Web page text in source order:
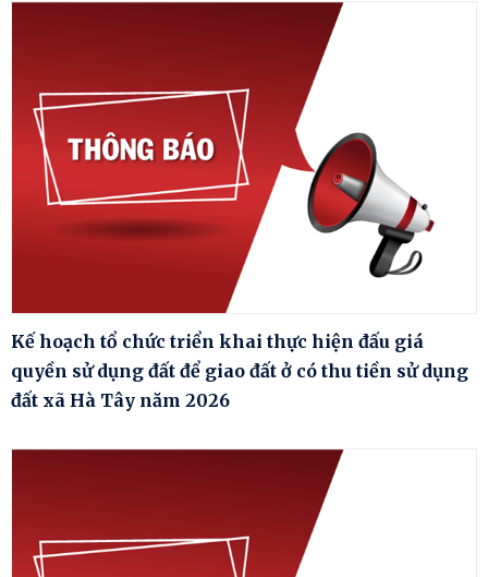
Kế hoạch tổ chức triển khai thực hiện đấu giá
quyền sử dụng đất để giao đất ở có thu tiền sử dụng
đất xã Hà Tây năm 2026